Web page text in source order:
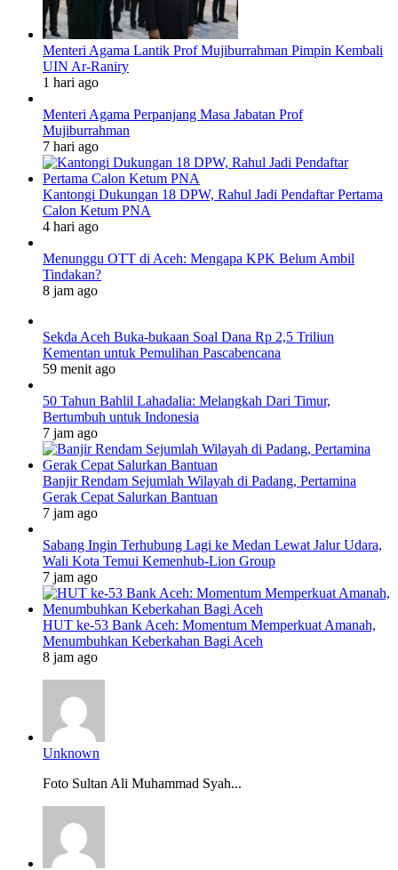
Menteri Agama Lantik Prof Mujiburrahman Pimpin Kembali
UIN Ar-Raniry
1 hari ago
Menteri Agama Perpanjang Masa Jabatan Prof
Mujiburrahman
7 hari ago
Kantongi Dukungan 18 DPW, Rahul Jadi Pendaftar Pertama
Calon Ketum PNA
4 hari ago
Menunggu OTT di Aceh: Mengapa KPK Belum Ambil
Tindakan?
8 jam ago
Sekda Aceh Buka-bukaan Soal Dana Rp 2,5 Triliun
Kementan untuk Pemulihan Pascabencana
59 menit ago
50 Tahun Bahlil Lahadalia: Melangkah Dari Timur,
Bertumbuh untuk Indonesia
7 jam ago
Banjir Rendam Sejumlah Wilayah di Padang, Pertamina
Gerak Cepat Salurkan Bantuan
7 jam ago
Sabang Ingin Terhubung Lagi ke Medan Lewat Jalur Udara,
Wali Kota Temui Kemenhub-Lion Group
7 jam ago
HUT ke-53 Bank Aceh: Momentum Memperkuat Amanah,
Menumbuhkan Keberkahan Bagi Aceh
8 jam ago
Unknown
Foto Sultan Ali Muhammad Syah...